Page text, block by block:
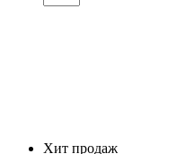
Хит продаж